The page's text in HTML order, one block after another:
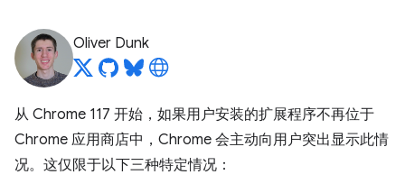
Oliver Dunk
从 Chrome 117 开始，如果用户安装的扩展程序不再位于
Chrome 应用商店中，Chrome 会主动向用户突出显示此情
况。这仅限于以下三种特定情况：